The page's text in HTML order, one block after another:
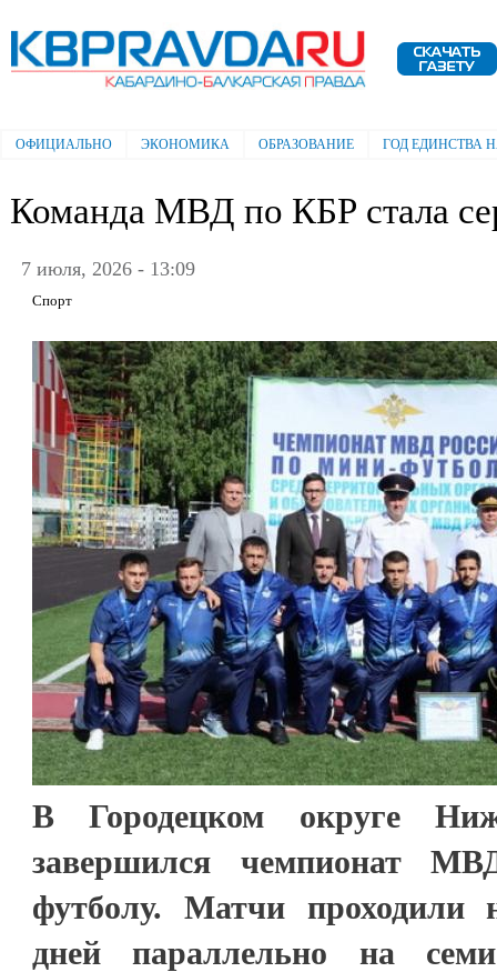
Электронная газета "Кабардино-
Балкарская правда"
Главное меню
ОФИЦИАЛЬНО ЭКОНОМИКА ОБРАЗОВАНИЕ ГОД ЕДИНСТВА
Команда МВД по КБР стала
7 июля, 2026 - 13:09
Спорт
В Городецком округе
завершился чемпионат
футболу. Матчи проходили
дней параллельно на